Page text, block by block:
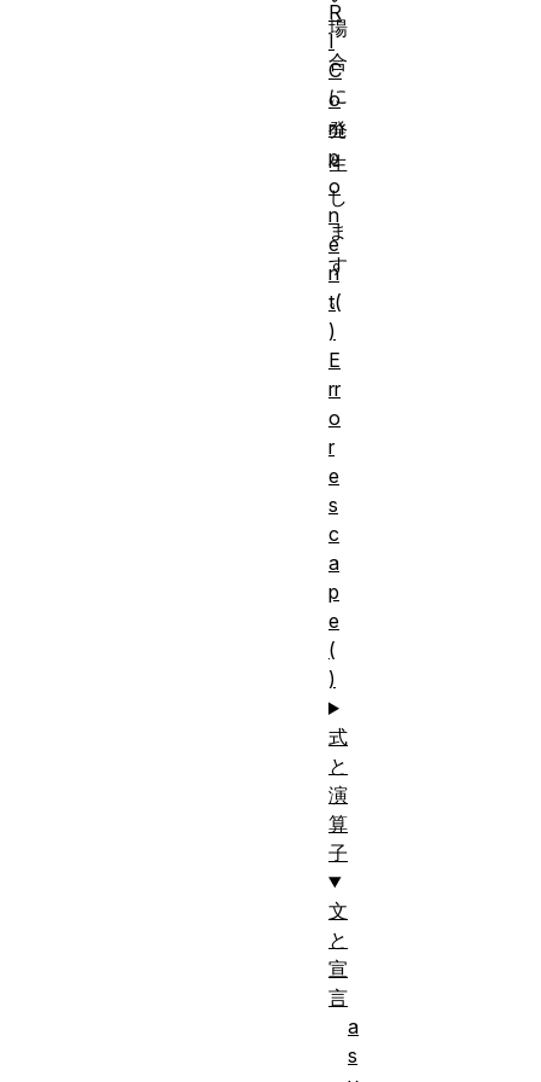
場
合
に
発
生
し
ま
す
。
R
I
C
o
m
p
o
n
e
n
t(
)
E
rr
o
r
e
s
c
a
p
e
(
)
式
と
演
算
子
文
と
宣
言
a
s